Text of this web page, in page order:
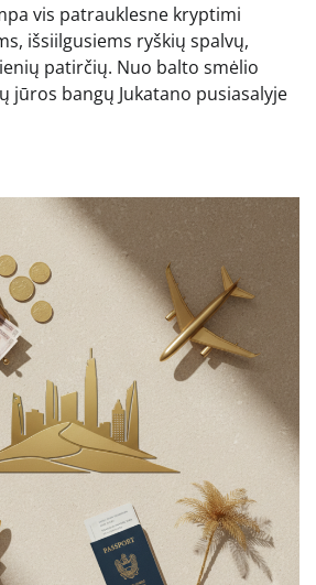
vis patrauklesne kryptimi
išsiilgusiems ryškių spalvų,
patirčių. Nuo balto smėlio
jūros bangų Jukatano pusiasalyje